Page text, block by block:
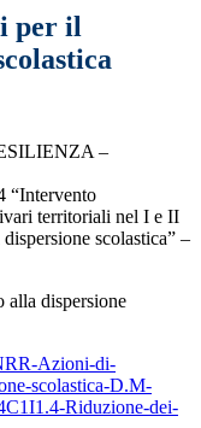
per il
–
territoriali nel I e II
scolastica” –
alla dispersione
Azioni-di-
scolastica-D.M-
Riduzione-dei-